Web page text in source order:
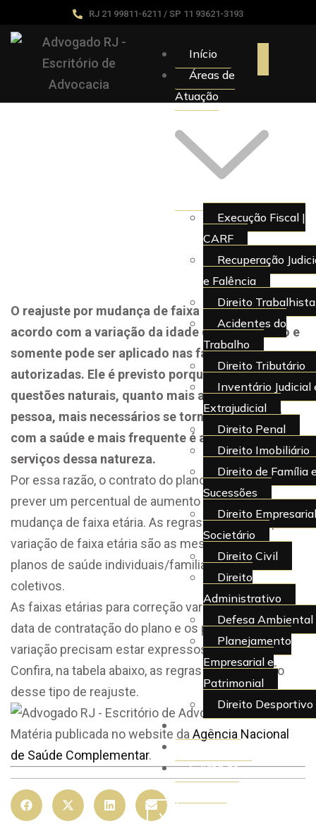
RJ 21 99811-6211 / SP 11 93621-3193
Início
Áreas de
Atuação
Execução Fiscal |
CARF
Recuperação
e Falência
Direito Trabalhista
Acidentes do
Trabalho
Direito Tributário
Inventário Judicial
Extrajudicial
Direito Penal
Direito Imobiliário
Direito de Família
Sucessões
Direito
Societário
Direito Civil
Direito
Administrativo
Defesa Ambiental
Planejamento
Empresarial e
Patrimonial
Direito Desportivo
Juridiquês
> Área do
X
O reajuste por mudança de faixa etária ocorre de
acordo com a variação da idade do beneficiário e
somente pode ser aplicado nas faixas
autorizadas. Ele é previsto porque, em geral, por
questões naturais, quanto mais avança a idade da
pessoa, mais necessários se tornam os cuidados
com a saúde e mais frequente é a utilização de
serviços dessa natureza.
Por essa razão, o contrato do plano de saúde deve
prever um percentual de aumento para cada
mudança de faixa etária. As regras de reajuste por
variação de faixa etária são as mesmas para os
planos de saúde individuais/familiares ou planos
coletivos.
As faixas etárias para correção variam conforme a
data de contratação do plano e os percentuais de
variação precisam estar expressos no contrato.
Confira, na tabela abaixo, as regras para aplicação
desse tipo de reajuste.
Matéria publicada no website da Agência Nacional
de Saúde Complementar.